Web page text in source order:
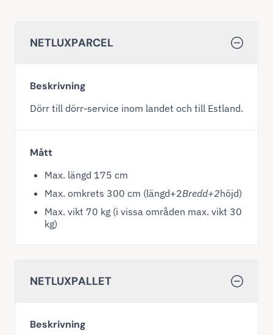
NETLUXPARCEL
Beskrivning
Dörr till dörr-service inom landet och till Estland.
Mått
Max. längd 175 cm
Max. omkrets 300 cm (längd+2Bredd+2höjd)
Max. vikt 70 kg (i vissa områden max. vikt 30
kg)
NETLUXPALLET
Beskrivning